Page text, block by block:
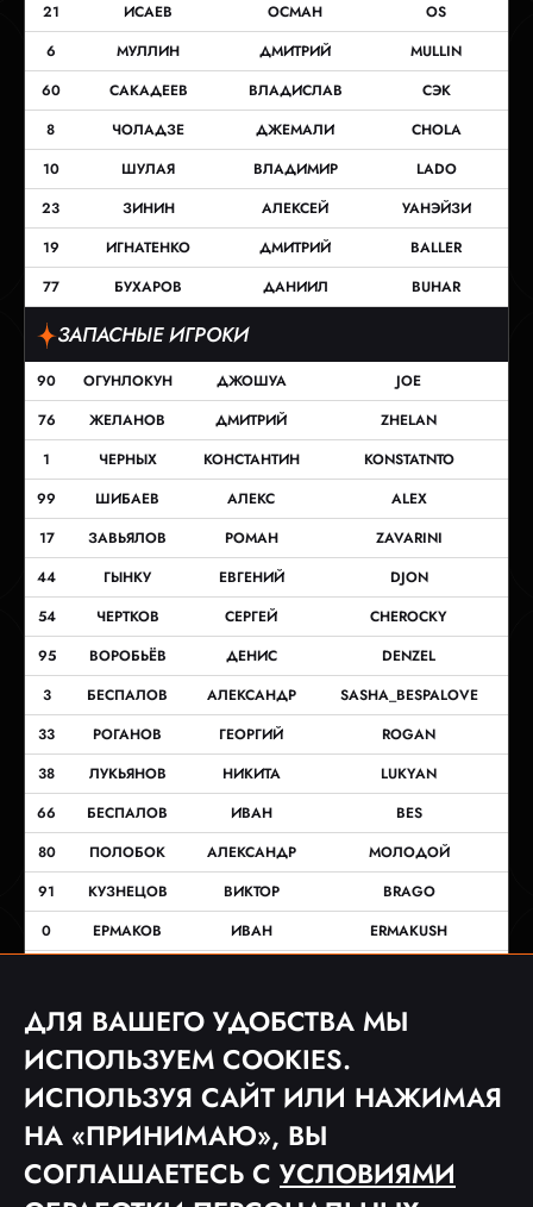
21
ИСАЕВ ОСМАН
OS
6
МУЛЛИН ДМИТРИЙ
MULLIN
60
САКАДЕЕВ ВЛАДИСЛАВ
СЭК
8
ЧОЛАДЗЕ ДЖЕМАЛИ
CHOLA
10
ШУЛАЯ ВЛАДИМИР
LADO
23
ЗИНИН АЛЕКСЕЙ
УАНЭЙЗИ
19
ИГНАТЕНКО ДМИТРИЙ
BALLER
77
БУХАРОВ ДАНИИЛ BUHAR
ЗАПАСНЫЕ ИГРОКИ
90 ОГУНЛОКУН ДЖОШУА
JOE
76
ЖЕЛАНОВ ДМИТРИЙ
ZHELAN
1
ЧЕРНЫХ КОНСТАНТИН
KONSTATNTO
99
ШИБАЕВ АЛЕКС
ALEX
17
ЗАВЬЯЛОВ РОМАН
ZAVARINI
44
ГЫНКУ ЕВГЕНИЙ
DJON
54
ЧЕРТКОВ СЕРГЕЙ
CHEROCKY
95
ВОРОБЬЁВ ДЕНИС
DENZEL
3
БЕСПАЛОВ АЛЕКСАНДР
SASHA_BESPALOVE
33
РОГАНОВ ГЕОРГИЙ
ROGAN
38
ЛУКЬЯНОВ НИКИТА
LUKYAN
66
БЕСПАЛОВ ИВАН
BES
80
ПОЛОБОК АЛЕКСАНДР
МОЛОДОЙ
91
КУЗНЕЦОВ ВИКТОР
BRAGO
0
ЕРМАКОВ ИВАН
ERMAKUSH
7
ВОЛКОВ ДЕНИС
VOLK
9
КОКОРИН КИРИЛЛ
ДЛЯ ВАШЕГО УДОБСТВА МЫ
ИСПОЛЬЗУЕМ COOKIES.
ИСПОЛЬЗУЯ САЙТ ИЛИ НАЖИМАЯ
НА «ПРИНИМАЮ», ВЫ
СОГЛАШАЕТЕСЬ С УСЛОВИЯМИ